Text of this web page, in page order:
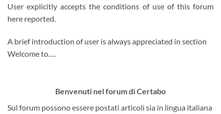
User explicitly accepts the conditions of use of this forum
here reported.
A brief introduction of user is always appreciated in section
Welcome to….
Benvenuti nel forum di Certabo
Sul forum possono essere postati articoli sia in lingua italiana